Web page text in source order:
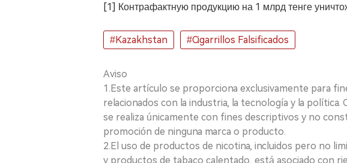
[1] Контрафактную продукцию на 1 млрд тенге
#Kazakhstan #Cigarrillos Falsificados
Aviso
1.Este artículo se proporciona exclusivamente para
relacionados con la industria, la tecnología y la
se realiza únicamente con fines descriptivos y no
promoción de ninguna marca o producto.
2.El uso de productos de nicotina, incluidos pero no
y productos de tabaco calentado, está asociado con